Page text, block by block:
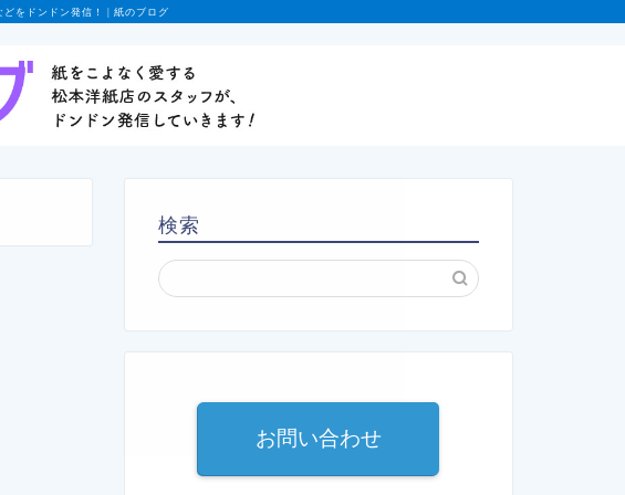
をドンドン発信！ | 紙のブログ
検索
お問い合わせ